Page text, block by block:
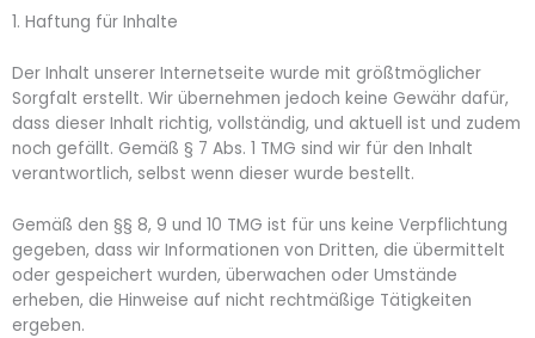
1. Haftung für Inhalte
Der Inhalt unserer Internetseite wurde mit größtmöglicher
Sorgfalt erstellt. Wir übernehmen jedoch keine Gewähr dafür,
dass dieser Inhalt richtig, vollständig, und aktuell ist und zudem
noch gefällt. Gemäß § 7 Abs. 1 TMG sind wir für den Inhalt
verantwortlich, selbst wenn dieser wurde bestellt.
Gemäß den §§ 8, 9 und 10 TMG ist für uns keine Verpflichtung
gegeben, dass wir Informationen von Dritten, die übermittelt
oder gespeichert wurden, überwachen oder Umstände
erheben, die Hinweise auf nicht rechtmäßige Tätigkeiten
ergeben.